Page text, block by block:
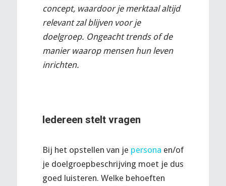
concept, waardoor je merktaal altijd
relevant zal blijven voor je
doelgroep. Ongeacht trends of de
manier waarop mensen hun leven
inrichten.
Iedereen stelt vragen
Bij het opstellen van je persona en/of
je doelgroepbeschrijving moet je dus
goed luisteren. Welke behoeften